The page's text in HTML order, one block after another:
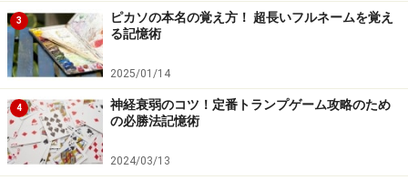
「何度もくり返し起こる、体験することは重要」という
極めて合理的な仮定に基づいて、われわれの脳に組み込
まれているメカニズムなので、なくなることはないでし
ょうし、くり返しさえすれば脳は確実に記憶し、忘れな
いでいてくれます。
まずは、この記憶の大原則・「くり返し」を受け入れ
3
ピカソの本名の覚え方！ 超長いフルネームを覚え
る記憶術
2025/01/14
4
神経衰弱のコツ！定番トランプゲーム攻略のため
の必勝法記憶術
2024/03/13